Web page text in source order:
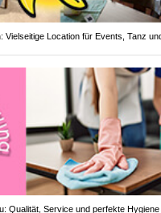
Vielseitige Location für Events, Tanz
Qualität, Service und perfekte Hygiene